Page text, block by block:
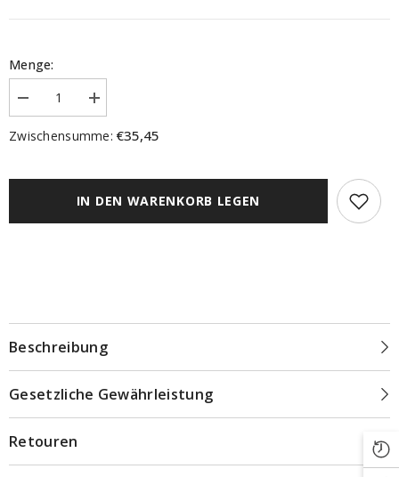
Menge:
verringern
für
Flächenvorhang
Menge
erhöhen
für
Flächenvorhang
60x245cm
Zwischensumme:€35,45
IN DEN WARENKORB LEGEN
Beschreibung
Gesetzliche Gewährleistung
Retouren